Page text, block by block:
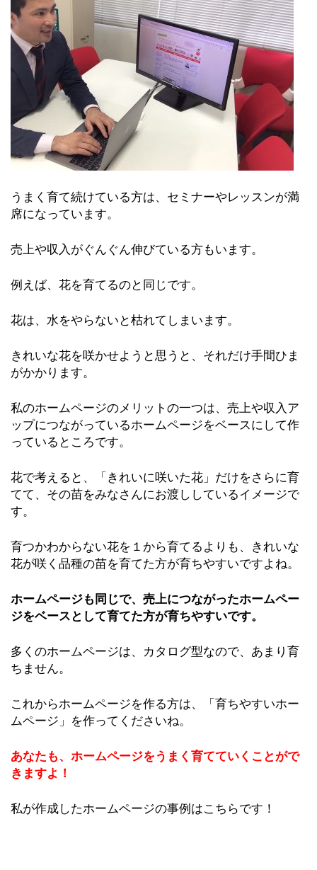
うまく育て続けている方は、セミナーやレッスンが満
席になっています。
売上や収入がぐんぐん伸びている方もいます。
例えば、花を育てるのと同じです。
花は、水をやらないと枯れてしまいます。
きれいな花を咲かせようと思うと、それだけ手間ひま
がかかります。
私のホームページのメリットの一つは、売上や収入ア
ップにつながっているホームページをベースにして作
っているところです。
花で考えると、「きれいに咲いた花」だけをさらに育
てて、その苗をみなさんにお渡ししているイメージで
す。
育つかわからない花を１から育てるよりも、きれいな
花が咲く品種の苗を育てた方が育ちやすいですよね。
ホームページも同じで、売上につながったホームペー
ジをベースとして育てた方が育ちやすいです。
多くのホームページは、カタログ型なので、あまり育
ちません。
これからホームページを作る方は、「育ちやすいホー
ムページ」を作ってくださいね。
あなたも、ホームページをうまく育てていくことがで
きますよ！
私が作成したホームページの事例はこちらです！